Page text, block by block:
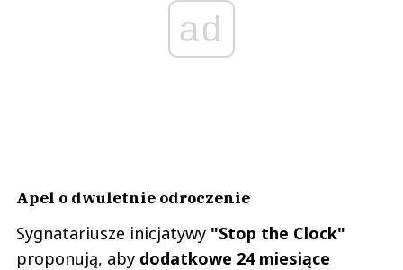
ad
Apel o dwuletnie odroczenie
Sygnatariusze inicjatywy "Stop the Clock"
proponują, aby dodatkowe 24 miesiące